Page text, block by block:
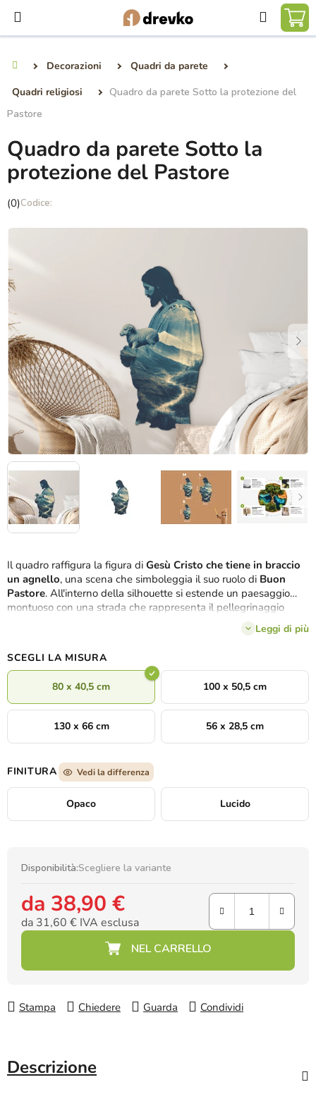
contenuto
Ricerca
Decorazioni
Quadri da parete
Quadri religiosi
Quadro da parete Sotto la protezione del
Pastore
Il quadro raffigura la figura di Gesù Cristo che tiene in braccio
un agnello, una scena che simboleggia il suo ruolo di Buon
Pastore. All'interno della silhouette si estende un paesaggio
montuoso con una strada che rappresenta il pellegrinaggio
spirituale e il percorso di vita attraverso il quale guida i suoi
seguaci. L'agnello tra le sue braccia esprime purezza, innocenza
la protezione e il sacrificio come messaggi fondamentali della
fede cristiana.
Leggi di più
SCEGLI LA MISURA
80 x 40,5 cm 100 x 50,5 cm
130 x 66 cm 56 x 28,5 cm
FINITURA Vedi la differenza
Opaco Lucido
Disponibilità:Scegliere la variante
da 38,90 €
da 31,60 € IVA esclusa
Prezzo della misura:
Stampa Chiedere Guarda Condividi
Quadro da parete Sotto la
protezione del Pastore
La
media
è
0,0
su
5
stelle.
(0)
Descrizione